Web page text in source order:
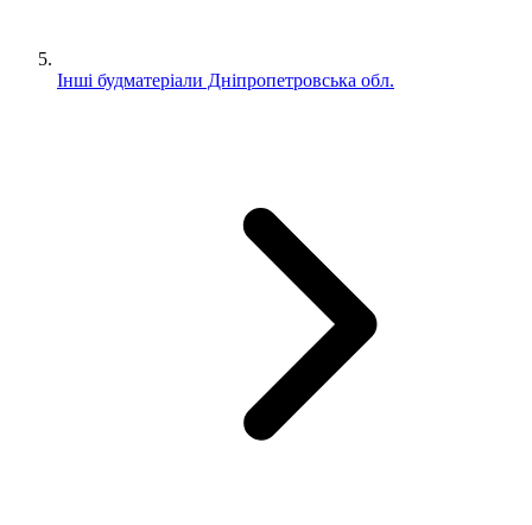
Інші будматеріали Дніпропетровська обл.